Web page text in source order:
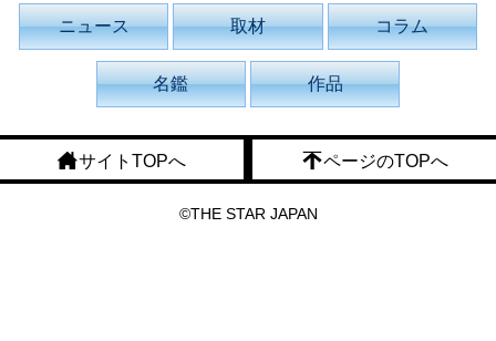
ニュース 取材 コラム
名鑑 作品
サイトTOPへ ページのTOPへ
©THE STAR JAPAN